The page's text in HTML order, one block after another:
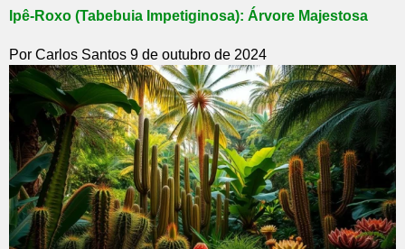
Ipê-Roxo (Tabebuia Impetiginosa): Árvore Majestosa
Por Carlos Santos 9 de outubro de 2024